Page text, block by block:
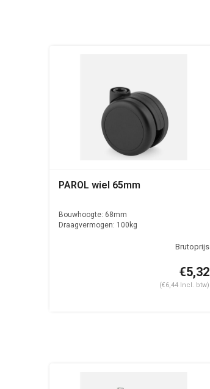
PAROL wiel 65mm
Bouwhoogte: 68mm
Draagvermogen: 100kg
€5,32
(€6,44 Incl. btw)